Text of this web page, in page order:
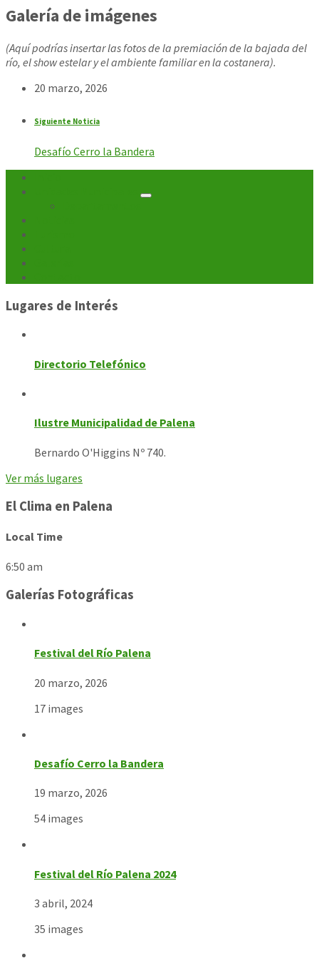
Galería de imágenes
(Aquí podrías insertar las fotos de la premiación de la bajada del
río, el show estelar y el ambiente familiar en la costanera).
20 marzo, 2026
Siguiente Noticia
Desafío Cerro la Bandera
Lugares de Interés
Directorio Telefónico
Ilustre Municipalidad de Palena
Bernardo O'Higgins Nº 740.
Ver más lugares
El Clima en Palena
Local Time
6:50 am
Galerías Fotográficas
Festival del Río Palena
20 marzo, 2026
17 images
Desafío Cerro la Bandera
19 marzo, 2026
54 images
Festival del Río Palena 2024
3 abril, 2024
35 images